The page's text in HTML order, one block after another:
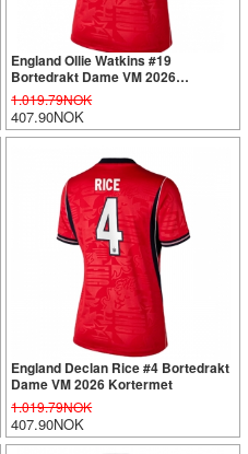
England Ollie Watkins #19
Bortedrakt Dame VM 2026
Kortermet
1.019.79NOK
407.90NOK
England Declan Rice #4 Bortedrakt
Dame VM 2026 Kortermet
1.019.79NOK
407.90NOK